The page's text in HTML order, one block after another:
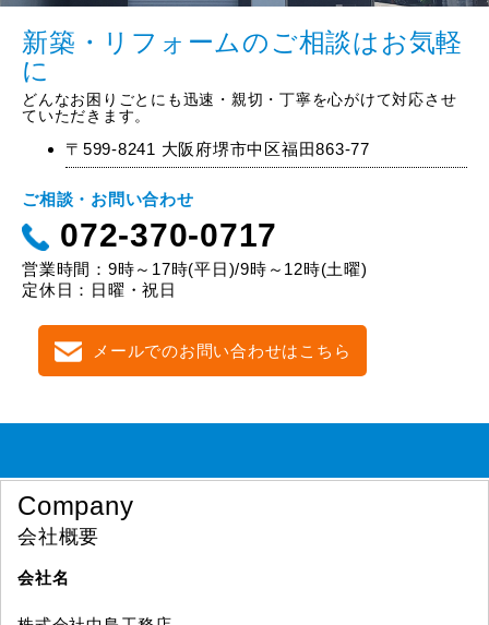
新築・リフォームのご相談はお気軽
に
どんなお困りごとにも迅速・親切・丁寧を心がけて対応させ
ていただきます。
〒599-8241 大阪府堺市中区福田863-77
ご相談・お問い合わせ
072-370-0717
営業時間：9時～17時(平日)/9時～12時(土曜)
定休日：日曜・祝日
メールでのお問い合わせはこちら
Company
会社概要
会社名